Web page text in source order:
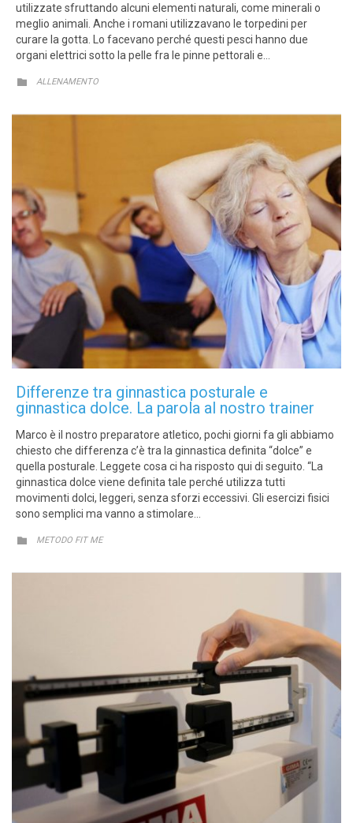
utilizzate sfruttando alcuni elementi naturali, come minerali o
meglio animali. Anche i romani utilizzavano le torpedini per
curare la gotta. Lo facevano perché questi pesci hanno due
organi elettrici sotto la pelle fra le pinne pettorali e…
 CATEGORY
ALLENAMENTO
Differenze tra ginnastica posturale e
ginnastica dolce. La parola al nostro trainer
Marco è il nostro preparatore atletico, pochi giorni fa gli abbiamo
chiesto che differenza c’è tra la ginnastica definita “dolce” e
quella posturale. Leggete cosa ci ha risposto qui di seguito. “La
ginnastica dolce viene definita tale perché utilizza tutti
movimenti dolci, leggeri, senza sforzi eccessivi. Gli esercizi fisici
sono semplici ma vanno a stimolare…
 CATEGORY
METODO FIT ME